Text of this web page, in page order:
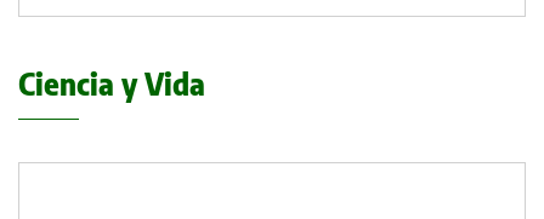
Ciencia y Vida